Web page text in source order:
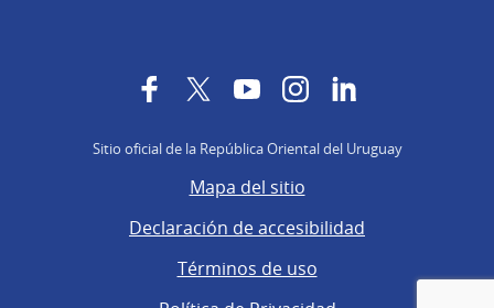
FacebookTwitterYouTubeInstagram
Sitio oficial de la República Oriental del Uruguay
Mapa del sitio
Declaración de accesibilidad
Términos de uso